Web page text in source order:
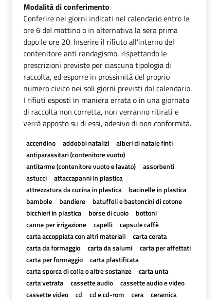
Modalità di conferimento
Conferire nei giorni indicati nel calendario entro le
ore 6 del mattino o in alternativa la sera prima
dopo le ore 20. Inserire il rifiuto all’interno del
contenitore anti randagismo, rispettando le
prescrizioni previste per ciascuna tipologia di
raccolta, ed esporre in prossimità del proprio
numero civico nei soli giorni previsti dal calendario.
I rifiuti esposti in maniera errata o in una giornata
di raccolta non corretta, non verranno ritirati e
verrà apposto su di essi, adesivo di non conformità.
accendino addobbi natalizi
alberi di natale finti
antiparassitari (contenitore vuoto)
antitarme (contenitore vuoto e lavato)
assorbenti
astucci
attaccapanni in plastica
attrezzatura da cucina in plastica
bacinelle in plastica
bambole
bandiere
batuffoli e bastoncini di cotone
bicchieri in plastica
borse di cuoio
bottoni
canne per irrigazione
capelli
capsule caffè
carta accoppiata con altri materiali
carta cerata
carta da formaggio
carta da salumi
carta per affettati
carta per formaggio
carta plastificata
carta sporca di colla o altre sostanze
carta unta
carta vetrata
cassette audio
cassette audio e video
cassette video
cd cd e cd-rom cera
ceramica